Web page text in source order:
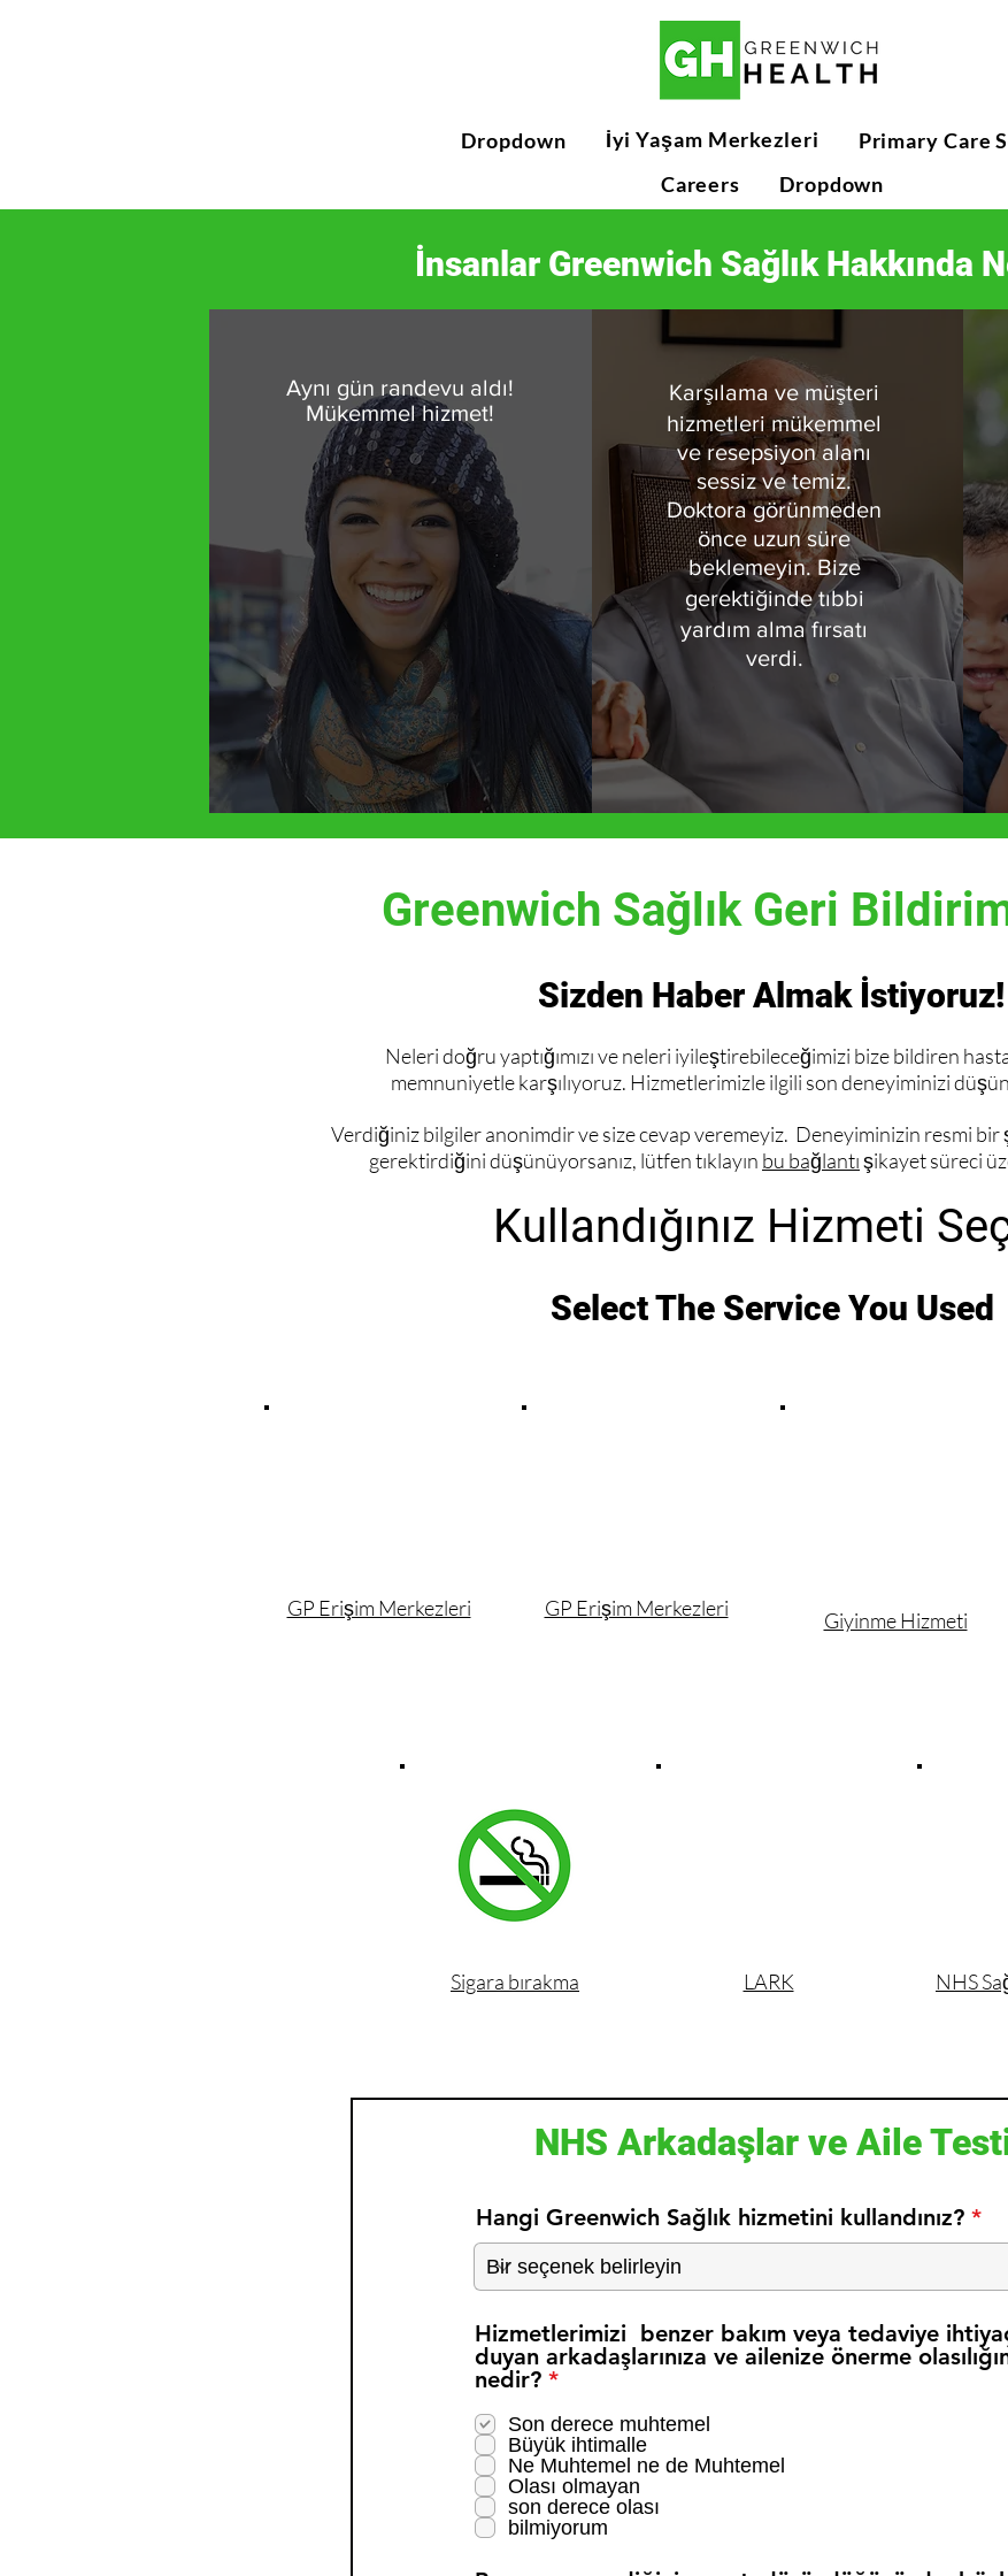
Dropdown İyi Yaşam Merkezleri
Primary Care
Careers
Dropdown
İnsanlar Greenwich Sağlık Hakkında
Aynı gün randevu aldı!
Mükemmel hizmet!
Karşılama ve müşteri
hizmetleri mükemmel
ve resepsiyon alanı
sessiz ve temiz.
Doktora görünmeden
önce uzun süre
beklemeyin. Bize
gerektiğinde tıbbi
yardım alma fırsatı
verdi.
Greenwich Sağlık Geri
Sizden Haber Almak İstiyoruz!
Neleri doğru yaptığımızı ve neleri iyileştirebileceğimizi bize bildiren
memnuniyetle karşılıyoruz. Hizmetlerimizle ilgili son deneyiminizi
Verdiğiniz bilgiler anonimdir ve size cevap veremeyiz. Deneyiminizin resmi bir
gerektirdiğini düşünüyorsanız, lütfen tıklayın bu bağlantışikayet süreci
Kullandığınız Hizmeti
Select The Service You Used
GP Erişim Merkezleri GP Erişim Merkezleri Giyinme Hizmeti
Sigara bırakma LARK NHS
NHS Arkadaşlar ve Aile
Hangi Greenwich Sağlık hizmetini kullandınız?
Hizmetlerimizi benzer bakım veya tedaviye
duyan arkadaşlarınıza ve ailenize önerme
nedir? *Z
r
u
n
l
u
Son derece muhtemel
Büyük ihtimalle
Ne Muhtemel ne de Muhtemel
Olası olmayan
son derece olası
bilmiyorum